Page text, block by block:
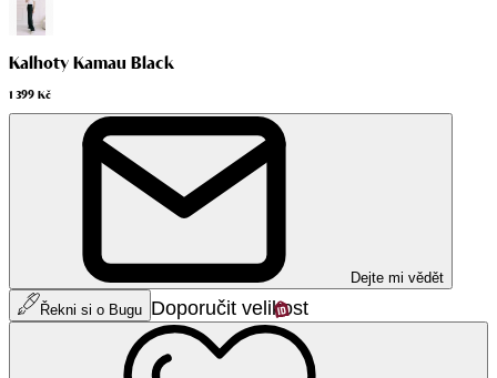
Kalhoty Kamau Black
1 399 Kč
Dejte mi vědět
Řekni si o Bugu Doporučit velikost